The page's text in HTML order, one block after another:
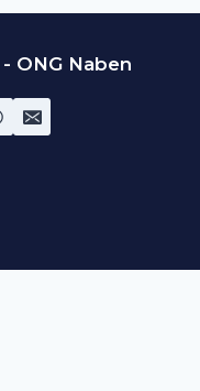
ONG Naben